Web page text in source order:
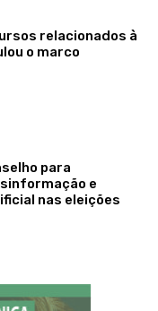
relacionados à
o marco
para
e
nas eleições